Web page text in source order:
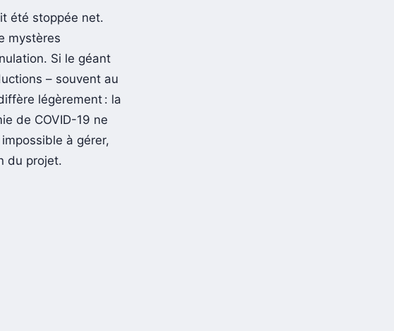
été stoppée net.
mystères
Si le géant
– souvent au
légèrement : la
de COVID-19 ne
à gérer,
du projet.